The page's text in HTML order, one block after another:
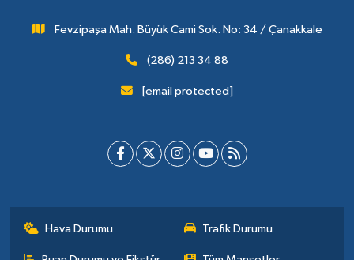
Fevzipaşa Mah. Büyük Cami Sok. No: 34 / Çanakkale
(286) 213 34 88
[email protected]
Hava Durumu Trafik Durumu